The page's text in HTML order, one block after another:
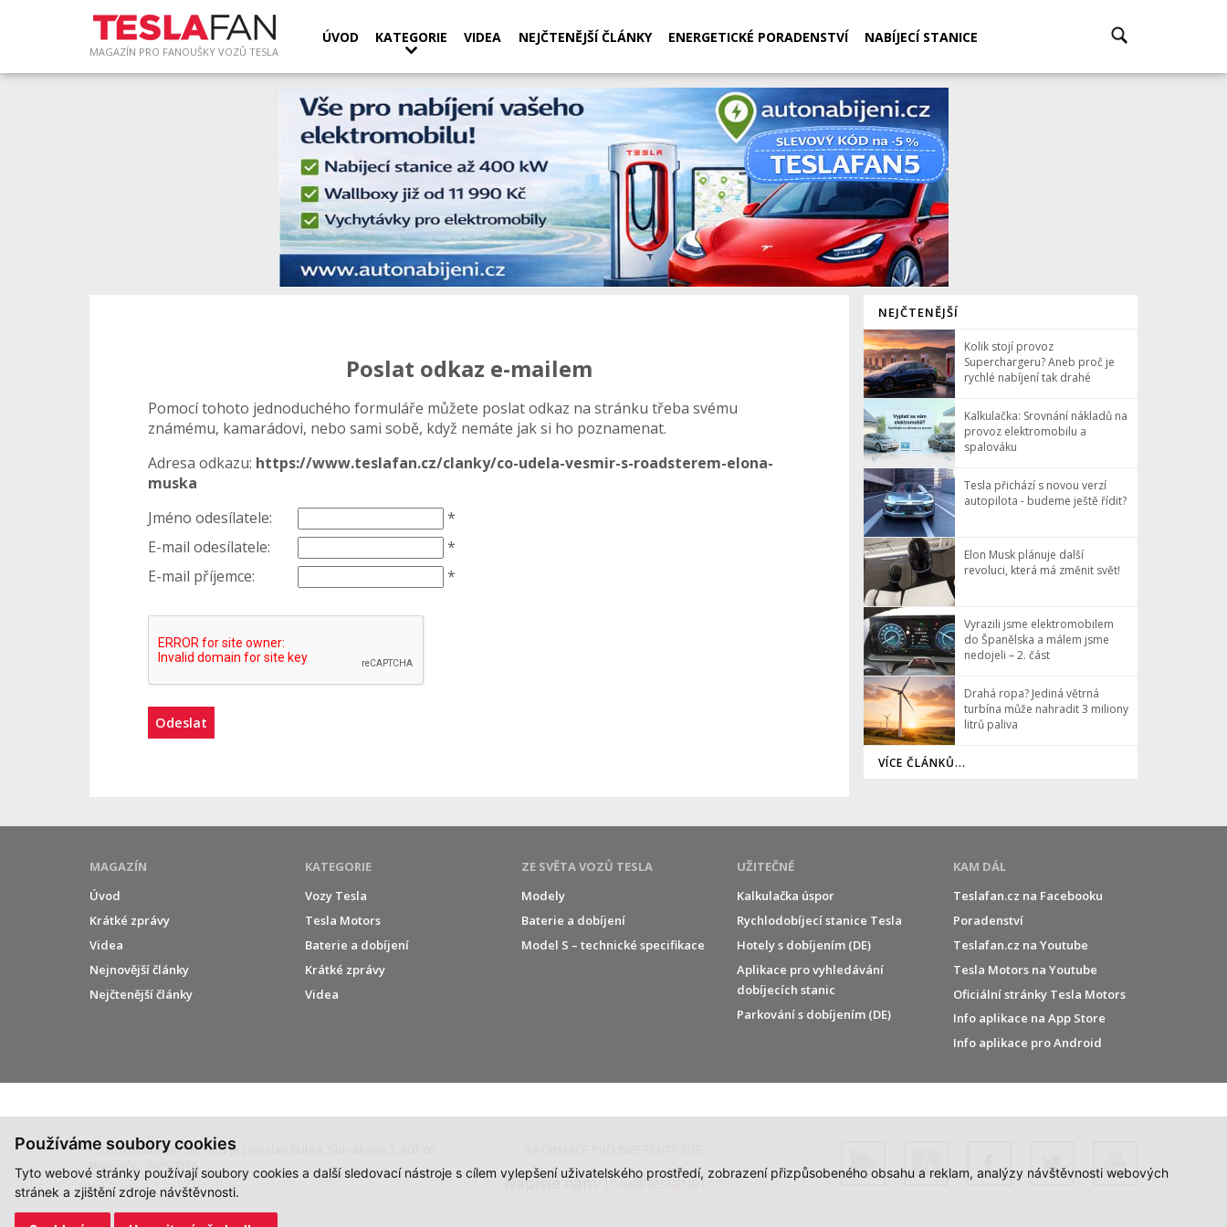
Používáme soubory cookies
Tyto webové stránky používají soubory cookies a další sledovací nástroje s cílem vylepšení uživatelského prostředí, zobrazení přizpůsobeného obsahu a reklam, analýzy návštěvnosti webových
stránek a zjištění zdroje návštěvnosti.
MAGAZÍN PRO FANOUŠKY VOZŮ TESLA
ÚVOD KATEGORIE VIDEA NEJČTENĚJŠÍ ČLÁNKY ENERGETICKÉ PORADENSTVÍ NABÍJECÍ STANICE
Poslat odkaz e-mailem
Pomocí tohoto jednoduchého formuláře můžete poslat odkaz na stránku třeba svému
známému, kamarádovi, nebo sami sobě, když nemáte jak si ho poznamenat.
Adresa odkazu: https://www.teslafan.cz/clanky/co-udela-vesmir-s-roadsterem-elona-
muska
Jméno odesílatele:
*
E-mail odesílatele:
*
E-mail příjemce:
*
Odeslat
NEJČTENĚJŠÍ
Kolik stojí provoz
Superchargeru? Aneb proč je
rychlé nabíjení tak drahé
Kalkulačka: Srovnání nákladů na
provoz elektromobilu a
spalováku
Tesla přichází s novou verzí
autopilota - budeme ještě řídit?
Elon Musk plánuje další
revoluci, která má změnit svět!
Vyrazili jsme elektromobilem
do Španělska a málem jsme
nedojeli – 2. část
Drahá ropa? Jediná větrná
turbína může nahradit 3 miliony
litrů paliva
VÍCE ČLÁNKŮ...
MAGAZÍN
Úvod
Krátké zprávy
Videa
Nejnovější články
Nejčtenější články
KATEGORIE
Vozy Tesla
Tesla Motors
Baterie a dobíjení
Krátké zprávy
Videa
ZE SVĚTA VOZŮ TESLA
Modely
Baterie a dobíjení
Model S – technické specifikace
UŽITEČNÉ
Kalkulačka úspor
Rychlodobíjecí stanice Tesla
Hotely s dobíjením (DE)
Aplikace pro vyhledávání
dobíjecích stanic
Parkování s dobíjením (DE)
KAM DÁL
Teslafan.cz na Facebooku
Poradenství
Teslafan.cz na Youtube
Tesla Motors na Youtube
Oficiální stránky Tesla Motors
Info aplikace na App Store
Info aplikace pro Android
Provozovatelem serveru je Jaroslav Bubla, Slovákova 3, 602 00
Brno, IČO: 06797016.
Napište nám:info@teslafan.cz